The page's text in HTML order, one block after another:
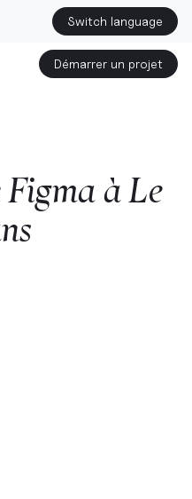
Switch language
Démarrer un projet
FigmaàLe